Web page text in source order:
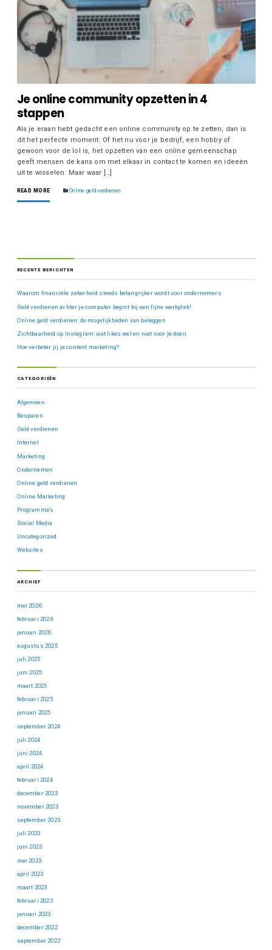
Je online community opzetten in 4
stappen
Als je eraan hebt gedacht een online community op te zetten, dan is
dit het perfecte moment. Of het nu voor je bedrijf, een hobby of
gewoon voor de lol is, het opzetten van een online gemeenschap
geeft mensen de kans om met elkaar in contact te komen en ideeën
uit te wisselen. Maar waar […]
READ MORE Online geld verdienen
RECENTE BERICHTEN
Waarom financiële zekerheid steeds belangrijker wordt voor ondernemers
Geld verdienen achter je computer begint bij een fijne werkplek!
Online geld verdienen: de mogelijkheden van beleggen
Zichtbaarheid op Instagram: wat likes wel en niet voor je doen
Hoe verbeter jij je content marketing?
CATEGORIEËN
Algemeen
Besparen
Geld verdienen
Internet
Marketing
Ondernemen
Online geld verdienen
Online Marketing
Programma's
Social Media
Uncategorized
Websites
ARCHIEF
mei 2026
februari 2026
januari 2026
augustus 2025
juli 2025
juni 2025
maart 2025
februari 2025
januari 2025
september 2024
juli 2024
juni 2024
april 2024
februari 2024
december 2023
november 2023
september 2023
juli 2023
juni 2023
mei 2023
april 2023
maart 2023
februari 2023
januari 2023
december 2022
september 2022